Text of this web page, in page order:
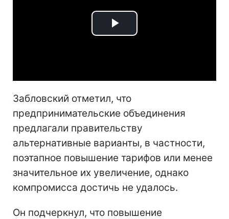
Play
Забловский отметил, что
предпринимательские объединения
предлагали правительству
альтернативные варианты, в частности,
поэтапное повышение тарифов или менее
значительное их увеличение, однако
компромисса достичь не удалось.
Он подчеркнул, что повышение